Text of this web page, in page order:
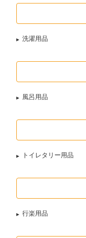
洗濯用品
風呂用品
トイレタリー用品
行楽用品